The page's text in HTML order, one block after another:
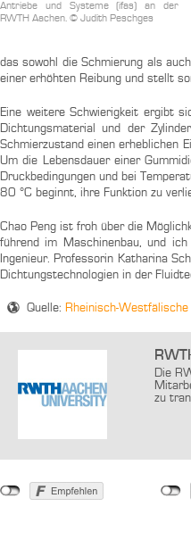
Antriebe und Systeme (ifas) an der
RWTH Aachen. © Judith Peschges
das sowohl die Schmierung als
einer erhöhten Reibung und stellt
Eine weitere Schwierigkeit ergibt
Dichtungsmaterial und der
Schmierzustand einen erheblichen
Um die Lebensdauer einer
Druckbedingungen und bei
80 °C beginnt, ihre Funktion zu
Chao Peng ist froh über die
führend im Maschinenbau, und
Ingenieur. Professorin Katharina
Dichtungstechnologien in der
Quelle: Rheinisch-
Die
zu